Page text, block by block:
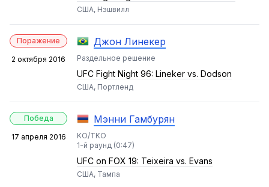
США, Нэшвилл
Поражение
2 октября 2016
Джон Линекер
Раздельное решение
UFC Fight Night 96: Lineker vs. Dodson
США, Портленд
Победа
17 апреля 2016
Мэнни Гамбурян
KO/TKO
1-й раунд (0:47)
UFC on FOX 19: Teixeira vs. Evans
США, Тампа